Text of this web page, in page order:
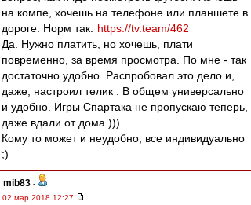
на компе, хочешь на телефоне или планшете в
дороге. Норм так.
https://tv.team/462
Да. Нужно платить, но хочешь, плати
повременно, за время просмотра. По мне - так
достаточно удобно. Распробовал это дело и,
даже, настроил телик . В общем универсально
и удобно. Игры Спартака не пропускаю теперь,
даже вдали от дома )))
Кому то может и неудобно, все индивидуально
;)
mib83 -
02 мар 2018 12:27